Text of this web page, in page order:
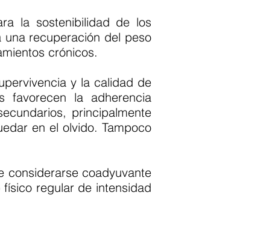
la sostenibilidad de los
recuperación del peso
crónicos.
y la calidad de
favorecen la adherencia
principalmente
en el olvido. Tampoco
considerarse coadyuvante
regular de intensidad